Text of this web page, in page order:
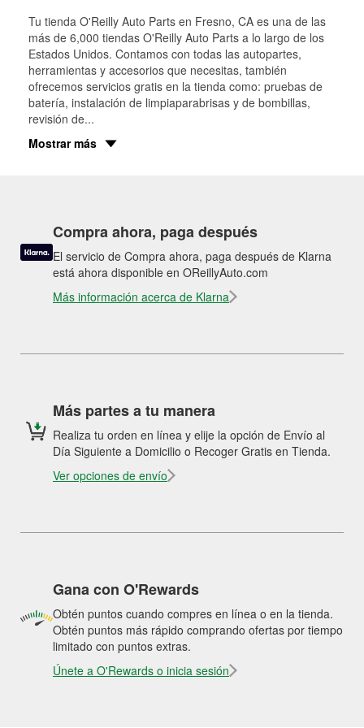
Tu tienda O'Reilly Auto Parts en Fresno, CA es una de las
más de 6,000 tiendas O'Reilly Auto Parts a lo largo de los
Estados Unidos. Contamos con todas las autopartes,
herramientas y accesorios que necesitas, también
ofrecemos servicios gratis en la tienda como: pruebas de
batería, instalación de limpiaparabrisas y de bombillas,
revisión de...
Mostrar más
Compra ahora, paga después
El servicio de Compra ahora, paga después de Klarna
está ahora disponible en OReillyAuto.com
Más información acerca de Klarna
Más partes a tu manera
Realiza tu orden en línea y elije la opción de Envío al
Día Siguiente a Domicilio o Recoger Gratis en Tienda.
Ver opciones de envío
Gana con O'Rewards
Obtén puntos cuando compres en línea o en la tienda.
Obtén puntos más rápido comprando ofertas por tiempo
limitado con puntos extras.
Únete a O'Rewards o inicia sesión